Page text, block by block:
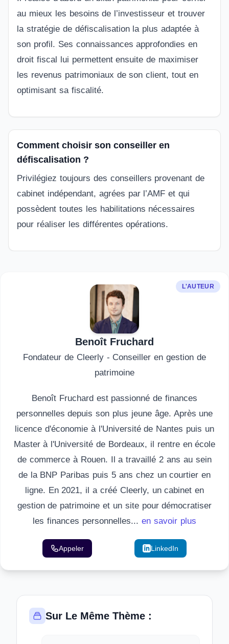
au mieux les besoins de l’investisseur et trouver
la stratégie de défiscalisation la plus adaptée à
son profil. Ses connaissances approfondies en
droit fiscal lui permettent ensuite de maximiser
les revenus patrimoniaux de son client, tout en
optimisant sa fiscalité.
Comment choisir son conseiller en
défiscalisation ?
Privilégiez toujours des conseillers provenant de
cabinet indépendant, agrées par l’AMF et qui
possèdent toutes les habilitations nécessaires
pour réaliser les différentes opérations.
L'AUTEUR
Benoît Fruchard
Fondateur de Cleerly - Conseiller en gestion de
patrimoine
Benoît Fruchard est passionné de finances
personnelles depuis son plus jeune âge. Après une
licence d'économie à l'Université de Nantes puis un
Master à l'Université de Bordeaux, il rentre en école
de commerce à Rouen. Il a travaillé 2 ans au sein
de la BNP Paribas puis 5 ans chez un courtier en
ligne. En 2021, il a créé Cleerly, un cabinet en
gestion de patrimoine et un site pour démocratiser
les finances personnelles... en savoir plus
Appeler LinkedIn
Sur Le Même Thème :